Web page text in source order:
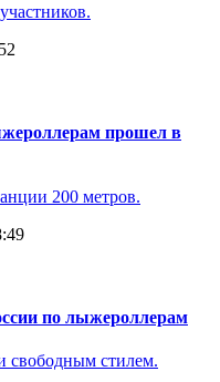
прошел в
200 метров.
по лыжероллерам
стилем.